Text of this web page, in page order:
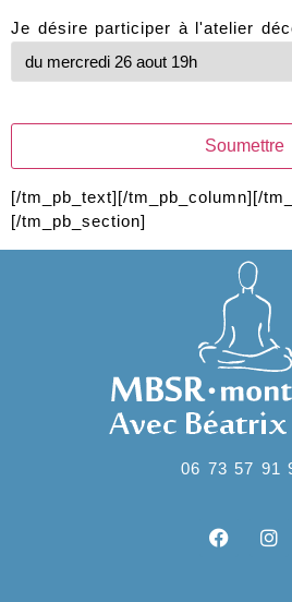
Email *
Je désire participer à l'atelier
Soumettre
[/tm_pb_text][/tm_pb_column][/
[/tm_pb_section]
06 73 57 91